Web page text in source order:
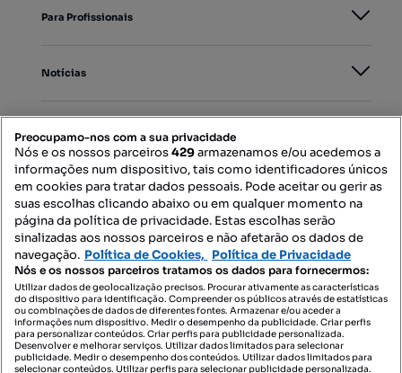
Para Profissionais
Notícias
Mapa do Site
Contacte-nos
SIGA-NOS:
Preocupamo-nos com a sua privacidade
Nós e os nossos parceiros429armazenamos e/ou acedemos a
informações num dispositivo, tais como identificadores únicos
em cookies para tratar dados pessoais. Pode aceitar ou gerir as
suas escolhas clicando abaixo ou em qualquer momento na
página da política de privacidade. Estas escolhas serão
sinalizadas aos nossos parceiros e não afetarão os dados de
navegação. Política de Cookies, Política de Privacidade
Nós e os nossos parceiros tratamos os dados para fornecermos:
Utilizar dados de geolocalização precisos. Procurar ativamente as características
do dispositivo para identificação. Compreender os públicos através de estatísticas
ou combinações de dados de diferentes fontes. Armazenar e/ou aceder a
informações num dispositivo. Medir o desempenho da publicidade. Criar perfis
para personalizar conteúdos. Criar perfis para publicidade personalizada.
Desenvolver e melhorar serviços. Utilizar dados limitados para selecionar
publicidade. Medir o desempenho dos conteúdos. Utilizar dados limitados para
selecionar conteúdos. Utilizar perfis para selecionar publicidade personalizada.